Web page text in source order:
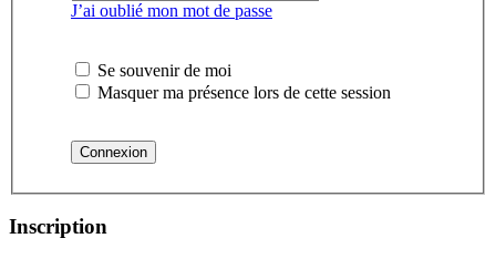
J’ai oublié mon mot de passe
Se souvenir de moi
Masquer ma présence lors de cette session
Inscription